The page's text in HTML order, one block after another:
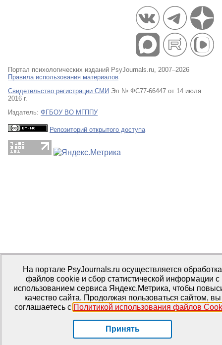
Портал психологических изданий PsyJournals.ru, 2007–2026
Правила использования материалов
Свидетельство регистрации СМИ Эл № ФС77-66447 от 14 июля
2016 г.
Издатель: ФГБОУ ВО МГППУ
Репозиторий открытого доступа
На портале PsyJournals.ru осуществляется обработка
файлов cookie и сбор статистической информации с
использованием сервиса Яндекс.Метрика, чтобы
качество сайта. Продолжая пользоваться сайтом, вы
соглашаетесь с Политикой использования файлов
Принять